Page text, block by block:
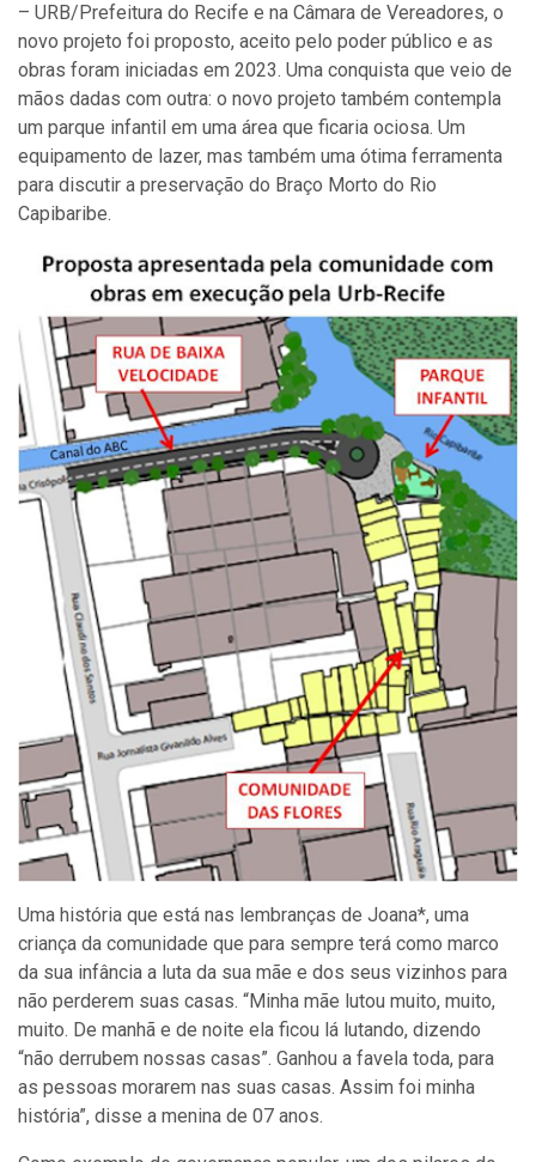
– URB/Prefeitura do Recife e na Câmara de Vereadores, o
novo projeto foi proposto, aceito pelo poder público e as
obras foram iniciadas em 2023. Uma conquista que veio de
mãos dadas com outra: o novo projeto também contempla
um parque infantil em uma área que ficaria ociosa. Um
equipamento de lazer, mas também uma ótima ferramenta
para discutir a preservação do Braço Morto do Rio
Capibaribe.
Uma história que está nas lembranças de Joana*, uma
criança da comunidade que para sempre terá como marco
da sua infância a luta da sua mãe e dos seus vizinhos para
não perderem suas casas. “Minha mãe lutou muito, muito,
muito. De manhã e de noite ela ficou lá lutando, dizendo
“não derrubem nossas casas”. Ganhou a favela toda, para
as pessoas morarem nas suas casas. Assim foi minha
história”, disse a menina de 07 anos.